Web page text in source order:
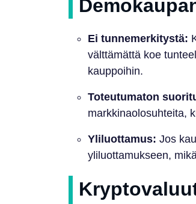
Ei tunnemerkitystä:
välttämättä koe
kauppoihin.
Toteutumaton
markkinaolosuhteita,
Yliluottamus: Jos
yliluottamukseen,